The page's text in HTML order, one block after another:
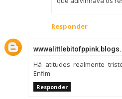
Responder
Há atitudes realmente
Enfim
Responder